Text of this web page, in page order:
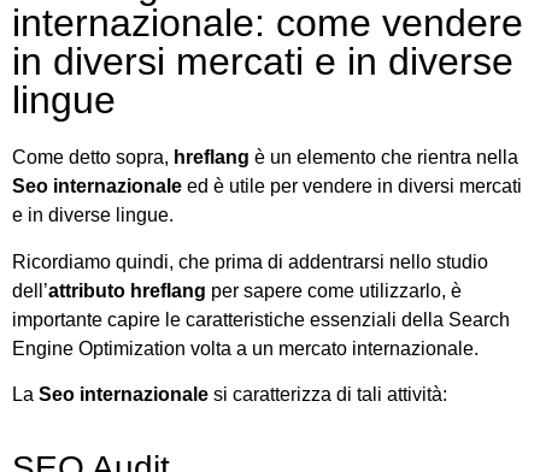
internazionale: come vendere
in diversi mercati e in diverse
lingue
Come detto sopra, hreflang è un elemento che rientra nella
Seo internazionale ed è utile per vendere in diversi mercati
e in diverse lingue.
Ricordiamo quindi, che prima di addentrarsi nello studio
dell’attributo hreflang per sapere come utilizzarlo, è
importante capire le caratteristiche essenziali della Search
Engine Optimization volta a un mercato internazionale.
La Seo internazionale si caratterizza di tali attività: